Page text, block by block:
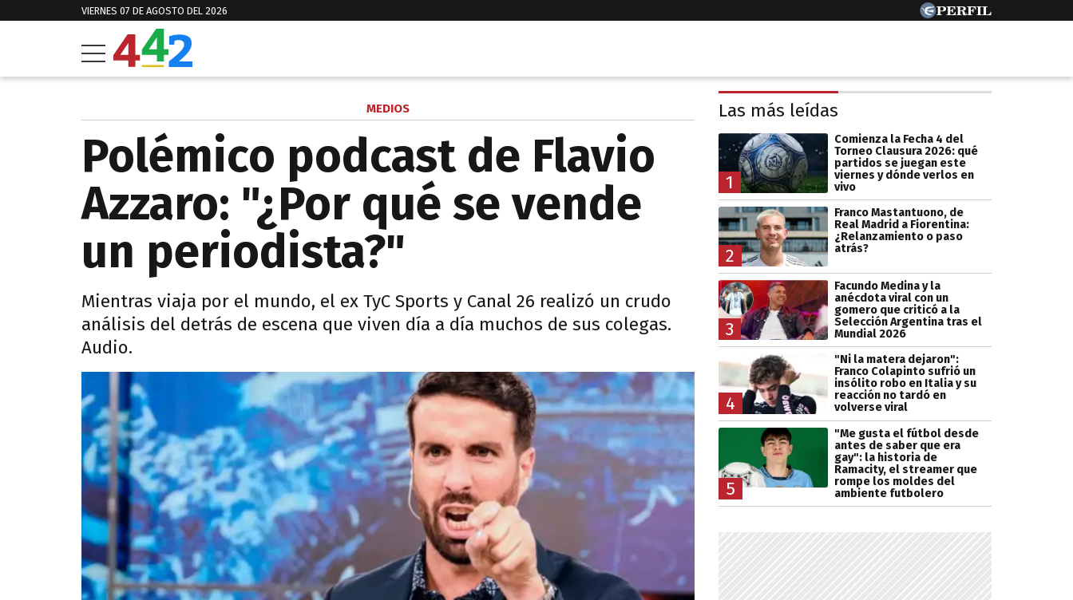
VIERNES 07 DE AGOSTO DEL 2026
MEDIOS
Polémico podcast de Flavio
Azzaro: "¿Por qué se vende
un periodista?"
Mientras viaja por el mundo, el ex TyC Sports y Canal 26 realizó un crudo
análisis del detrás de escena que viven día a día muchos de sus colegas.
Audio.
Las más leídas
1
Comienza la Fecha 4 del
Torneo Clausura 2026: qué
partidos se juegan este
viernes y dónde verlos en
vivo
2
Franco Mastantuono, de
Real Madrid a Fiorentina:
¿Relanzamiento o paso
atrás?
3
Facundo Medina y la
anécdota viral con un
gomero que criticó a la
Selección Argentina tras el
Mundial 2026
4
"Ni la matera dejaron":
Franco Colapinto sufrió un
insólito robo en Italia y su
reacción no tardó en
volverse viral
5
"Me gusta el fútbol desde
antes de saber que era
gay": la historia de
Ramacity, el streamer que
rompe los moldes del
ambiente futbolero